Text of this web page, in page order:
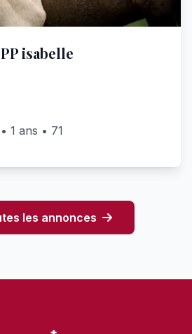
isabelle
1 ans • 71
les annonces